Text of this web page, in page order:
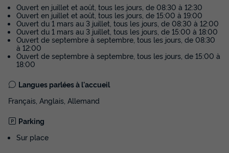
426,30 €
Voir les disponibilités
Ouvert en juillet et août, tous les jours, de 08:30 à 12:30
Ouvert en juillet et août, tous les jours, de 15:00 à 19:00
Ouvert du 1 mars au 3 juillet, tous les jours, de 08:30 à 12:00
Ouvert du 1 mars au 3 juillet, tous les jours, de 15:00 à 18:00
Ouvert de septembre à septembre, tous les jours, de 08:30
à 12:00
Ouvert de septembre à septembre, tous les jours, de 15:00 à
18:00
Langues parlées à l'accueil
Français, Anglais, Allemand
Parking
Sur place